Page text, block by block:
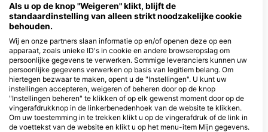
Duikcentra die deze duiklocatie
verzorgen
Skol Bar Dive Skol Bar Dive
Als u op de knop "Weigeren" klikt, blijft de
standaardinstelling van alleen strikt noodzakelijke cookie
behouden.
Wij en onze partners slaan informatie op en/of openen deze op een
apparaat, zoals unieke ID's in cookie en andere browseropslag om
persoonlijke gegevens te verwerken. Sommige leveranciers kunnen uw
persoonlijke gegevens verwerken op basis van legitiem belang. Om
hiertegen bezwaar te maken, opent u de "Instellingen". U kunt uw
instellingen accepteren, weigeren of beheren door op de knop
"Instellingen beheren" te klikken of op elk gewenst moment door op de
vingerafdrukknop in de linkerbenedenhoek van de website te klikken.
Om uw toestemming in te trekken klikt u op de vingerafdruk of de link in
de voettekst van de website en klikt u op het menu-item Mijn gegevens.